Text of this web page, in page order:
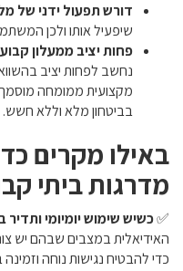
דורש תפעול ידני של
שיפעיל אותו ולכן
פחות יציב ממעלון קבוע
נחשב לפחות יציב
מקצועית ממומחה
בביטחון מלא וללא חשש.
באילו מקרים
מדרגות ביתי
✅כשיש שימוש יומיומי ותדיר
האידיאלית במצבים שבהם יש
כדי להבטיח נגישות נוחה